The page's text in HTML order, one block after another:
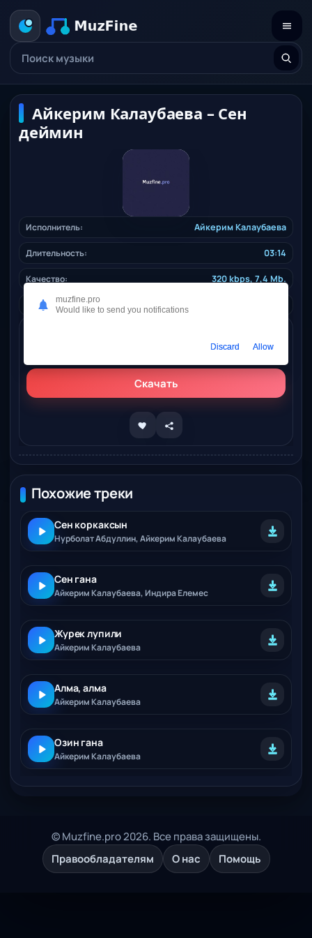
Айкерим Калаубаева – Сен
деймин
Исполнитель: Айкерим Калаубаева
Длительность: 03:14
Качество: 320 kbps, 7,4 Mb.
Дата релиза:
Скачать
Похожие треки
Сен коркаксын
Нурболат Абдуллин, Айкерим Калаубаева
Сен гана
Айкерим Калаубаева, Индира Елемес
Журек лупили
Айкерим Калаубаева
Алма, алма
Айкерим Калаубаева
Озин гана
Айкерим Калаубаева
© Muzfine.pro 2026. Все права защищены.
Правообладателям
О нас Помощь
muzfine.pro
Would like to send you notifications
Discard Allow